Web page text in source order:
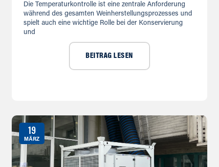
Die Temperaturkontrolle ist eine zentrale Anforderung
während des gesamten Weinherstellungsprozesses und
spielt auch eine wichtige Rolle bei der Konservierung
und
BEITRAG LESEN
19
MÄRZ